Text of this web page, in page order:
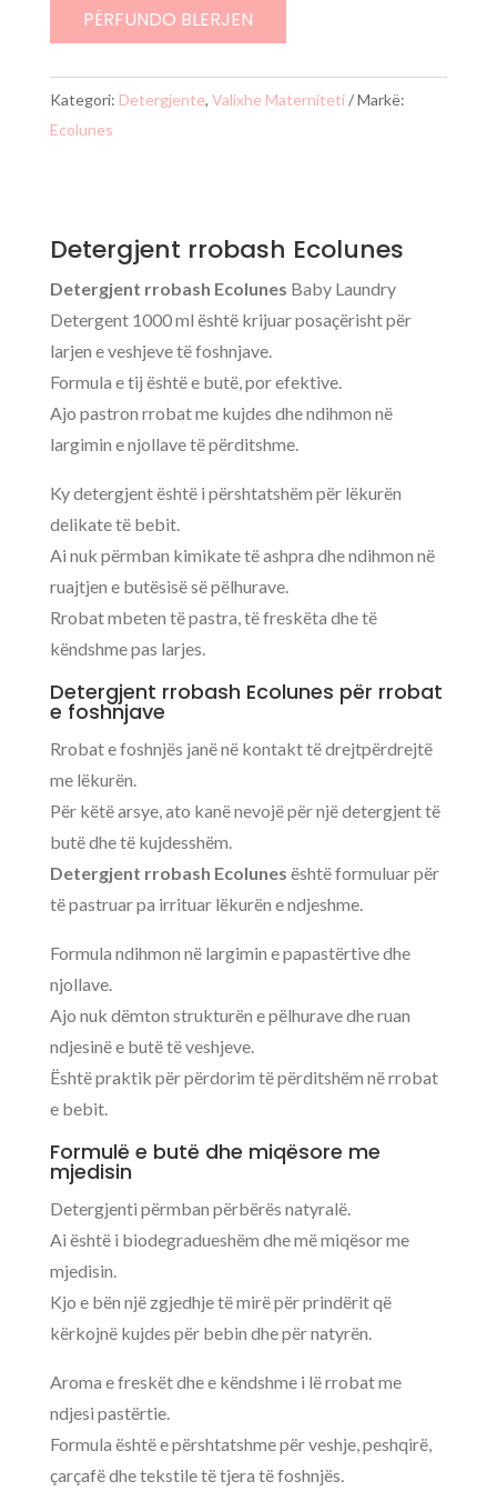
EcolunesPËRFUNDO BLERJEN
Kategori: Detergjente, Valixhe Materniteti
Markë:
Ecolunes
Detergjent rrobash Ecolunes
Detergjent rrobash Ecolunes Baby Laundry
Detergent 1000 ml është krijuar posaçërisht për
larjen e veshjeve të foshnjave.
Formula e tij është e butë, por efektive.
Ajo pastron rrobat me kujdes dhe ndihmon në
largimin e njollave të përditshme.
Ky detergjent është i përshtatshëm për lëkurën
delikate të bebit.
Ai nuk përmban kimikate të ashpra dhe ndihmon në
ruajtjen e butësisë së pëlhurave.
Rrobat mbeten të pastra, të freskëta dhe të
këndshme pas larjes.
Detergjent rrobash Ecolunes për rrobat
e foshnjave
Rrobat e foshnjës janë në kontakt të drejtpërdrejtë
me lëkurën.
Për këtë arsye, ato kanë nevojë për një detergjent të
butë dhe të kujdesshëm.
Detergjent rrobash Ecolunes është formuluar për
të pastruar pa irrituar lëkurën e ndjeshme.
Formula ndihmon në largimin e papastërtive dhe
njollave.
Ajo nuk dëmton strukturën e pëlhurave dhe ruan
ndjesinë e butë të veshjeve.
Është praktik për përdorim të përditshëm në rrobat
e bebit.
Formulë e butë dhe miqësore me
mjedisin
Detergjenti përmban përbërës natyralë.
Ai është i biodegradueshëm dhe më miqësor me
mjedisin.
Kjo e bën një zgjedhje të mirë për prindërit që
kërkojnë kujdes për bebin dhe për natyrën.
Aroma e freskët dhe e këndshme i lë rrobat me
ndjesi pastërtie.
Formula është e përshtatshme për veshje, peshqirë,
çarçafë dhe tekstile të tjera të foshnjës.